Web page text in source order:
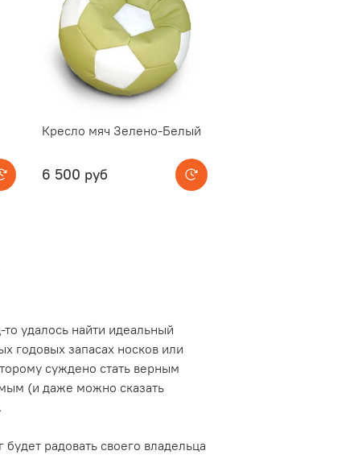
Кресло мяч Зелено-Белый
6 500 руб
удалось найти идеальный
годовых запасах носков или
суждено стать верным
(и даже можно сказать
радовать своего владельца